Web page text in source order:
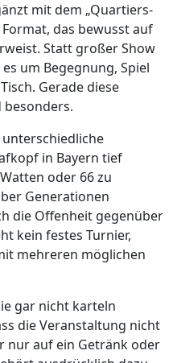
mit dem „Quartiers-
das bewusst auf
Statt großer Show
um Begegnung, Spiel
Gerade diese
besonders.
in Bayern tief
oder 66 zu
Generationen
die Offenheit gegenüber
kein festes Turnier,
mehreren möglichen
gar nicht karteln
die Veranstaltung nicht
nur auf ein Getränk oder